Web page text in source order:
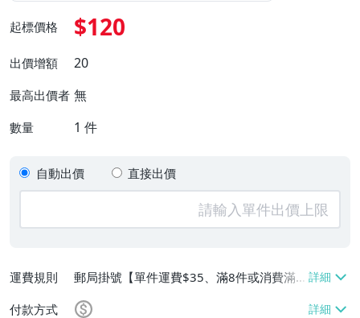
起標價格 $120
出價增額 20
最高出價者 無
數量 1 件
自動出價 直接出價
運費規則
郵局掛號【單件運費$35、滿8件或消費滿
$3500免運費】
付款方式